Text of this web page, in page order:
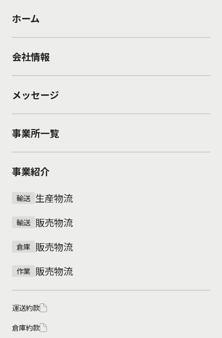
ホーム
会社情報
メッセージ
事業所一覧
事業紹介
輸送 生産物流
輸送 販売物流
倉庫 販売物流
作業 販売物流
運送約款
倉庫約款